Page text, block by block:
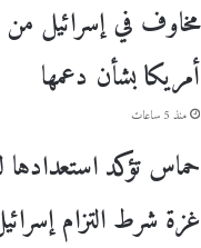
مخاوف في إسرائيل من
أمريكا بشأن دعمها
منذ 5 ساعات
حماس تؤكد استعدادها
غزة شرط التزام